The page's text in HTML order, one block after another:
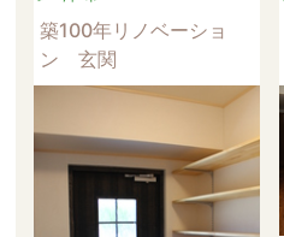
築100年リノベーショ
ン 玄関